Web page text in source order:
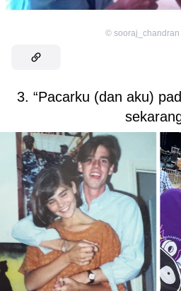
© sooraj_chandran
3. “Pacarku (dan aku)